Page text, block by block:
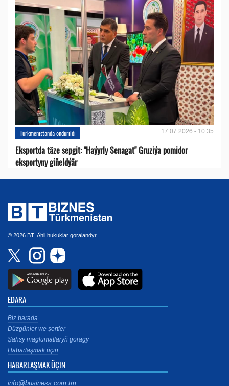
Türkmenistanda öndürildi 17.07.2026 - 10:35
Eksportda täze sepgit: "Haýyrly Senagat" Gruziýa pomidor
eksportyny giňeldýär
© 2026 BT. Ähli hukuklar goralandyr.
EDARA
Biz barada
Düzgünler we şertler
Şahsy maglumatlaryň goragy
Habarlaşmak üçin
HABARLAŞMAK ÜÇIN
info@business.com.tm